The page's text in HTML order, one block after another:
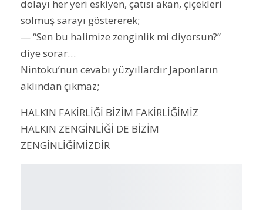
dolayı her yeri eskiyen, çatısı akan, çiçekleri
solmuş sarayı göstererek;
— “Sen bu halimize zenginlik mi diyorsun?”
diye sorar…
Nintoku’nun cevabı yüzyıllardır Japonların
aklından çıkmaz;
HALKIN FAKİRLİĞİ BİZİM FAKİRLİĞİMİZ
HALKIN ZENGİNLİĞİ DE BİZİM
ZENGİNLİĞİMİZDİR